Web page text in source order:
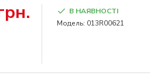
В НАЯВНОСТІ
Модель: 013R00621